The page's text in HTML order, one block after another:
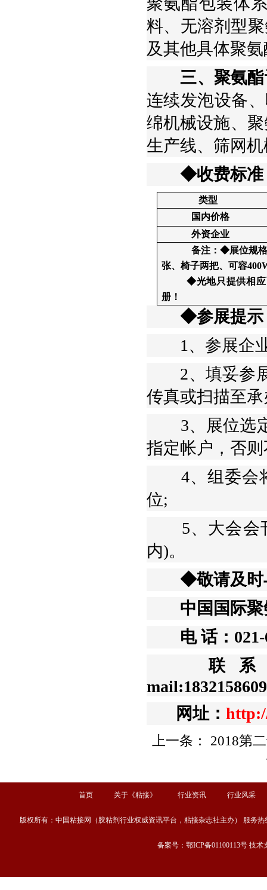
料、无溶剂型
及其他具体聚
三、聚氨酯
连续发泡设备
绵机械设施、
生产线、筛网
◆收费标准
类型
国内价格
外资企业
备注：◆展位规格
张、椅子两把、可容
◆光地只提供相应
册！
◆参展提示
1、参展企业
2、填妥参展
传真或扫描至
3、展位选定
指定帐户，否
4、组委会将
位;
5、大会会刊
内)。
◆敬请及时与
中国国际聚
电 话：021-
联系人
网址：
上一条：
2018第
首页 关于《粘接》 行业资讯 行业风采
版权所有：中国粘接网（胶粘剂行业权威资讯平台，粘接杂志社主办） 服务热
备案号：鄂ICP备01100113号 技术